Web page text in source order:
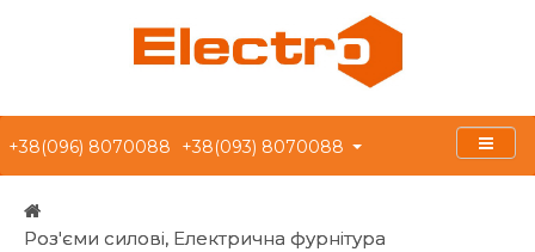
+38(096) 8070088 +38(093) 8070088
Роз'єми силові, Електрична фурнітура